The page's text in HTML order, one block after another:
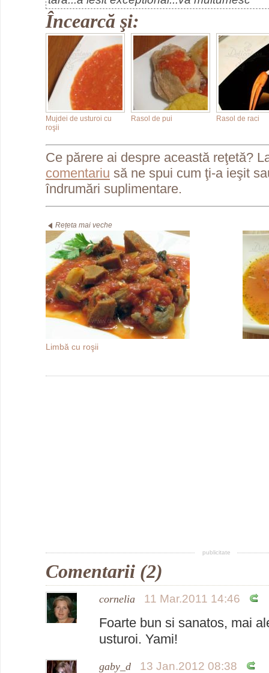
Încearcă şi:
Mujdei de usturoi cu
roşii
Rasol de pui Rasol de raci
Ce părere ai despre această reţetă?
comentariu să ne spui cum ţi-a ieşit
îndrumări suplimentare.
Rețeta mai veche
Limbă cu roşii
publicitate
Comentarii (2)
cornelia 11 Mar.2011 14:46
Foarte bun si sanatos, mai
usturoi. Yami!
gaby_d 13 Jan.2012 08:38